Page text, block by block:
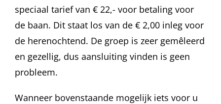
speciaal tarief van € 22,- voor betaling voor
de baan. Dit staat los van de € 2,00 inleg voor
de herenochtend. De groep is zeer gemêleerd
en gezellig, dus aansluiting vinden is geen
probleem.
Wanneer bovenstaande mogelijk iets voor u